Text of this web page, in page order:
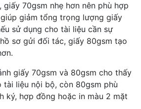
giấy 70gsm nhẹ hơn nên phù hợp
giảm tổng trọng lượng giấy
sử dụng cho tài liệu cần sự
sơ gửi đối tác, giấy 80gsm tạo
giấy 70gsm và 80gsm cho thấy
tài liệu nội bộ, còn 80gsm phù
ký, hợp đồng hoặc in màu 2 mặt